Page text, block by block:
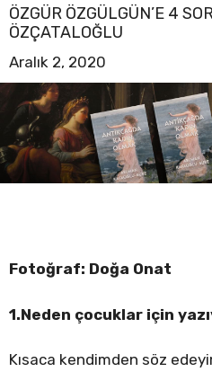
ÖZGÜR ÖZGÜLGÜN’E 4
ÖZÇATALOĞLU
Aralık 2, 2020
Fotoğraf: Doğa Onat
1.Neden çocuklar için
Kısaca kendimden söz